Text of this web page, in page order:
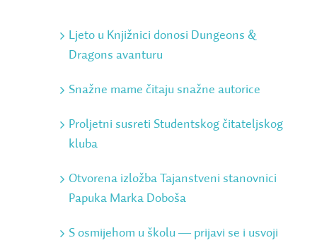
Ljeto u Knjižnici donosi Dungeons &
Dragons avanturu
Snažne mame čitaju snažne autorice
Proljetni susreti Studentskog čitateljskog
kluba
Otvorena izložba Tajanstveni stanovnici
Papuka Marka Doboša
S osmijehom u školu ― prijavi se i usvoji